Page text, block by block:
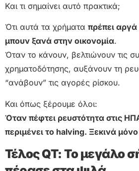
Και τι σημαίνει αυτό πρακτικά;
Ότι αυτά τα χρήματα πρέπει
μπουν ξανά στην οικονομία.
Όταν το κάνουν, βελτιώνουν τις
χρηματοδότησης, αυξάνουν τη
“ανάβουν” τις αγορές ρίσκου.
Και όπως ξέρουμε όλοι:
Όταν πέφτει ρευστότητα στις
περιμένει το halving. Ξεκινά
Τέλος QT: Το μεγάλο